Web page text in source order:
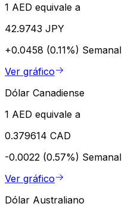
1 AED equivale a
42.9743 JPY
+0.0458 (0.11%) Semanal
Ver gráfico
Dólar Canadiense
1 AED equivale a
0.379614 CAD
-0.0022 (0.57%) Semanal
Ver gráfico
Dólar Australiano